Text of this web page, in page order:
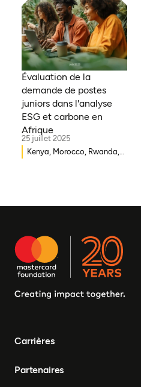
République démocratique
du Congo, Tanzanie,
Nigéria, Zimbabwe, Sud
Soudan, Afrique du Sud,
Cameroun, Éthiopie, Niger,
Morocco, Malawi, Tchad,
Syrie, Mali, Togo, Somalie
Évaluation de la
demande de postes
juniors dans l'analyse
ESG et carbone en
Afrique
25 juillet 2025
Kenya, Morocco, Rwanda,
du Congo, Malawi, Gambie,
d'Ivoire, Zambie, Syrie,
Tchad, Eswatini, Zimbabwe,
Tanzanie, Sud Soudan,
Afrique du Sud, Guinée-
Bénin, Togo
Carrières
Partenaires